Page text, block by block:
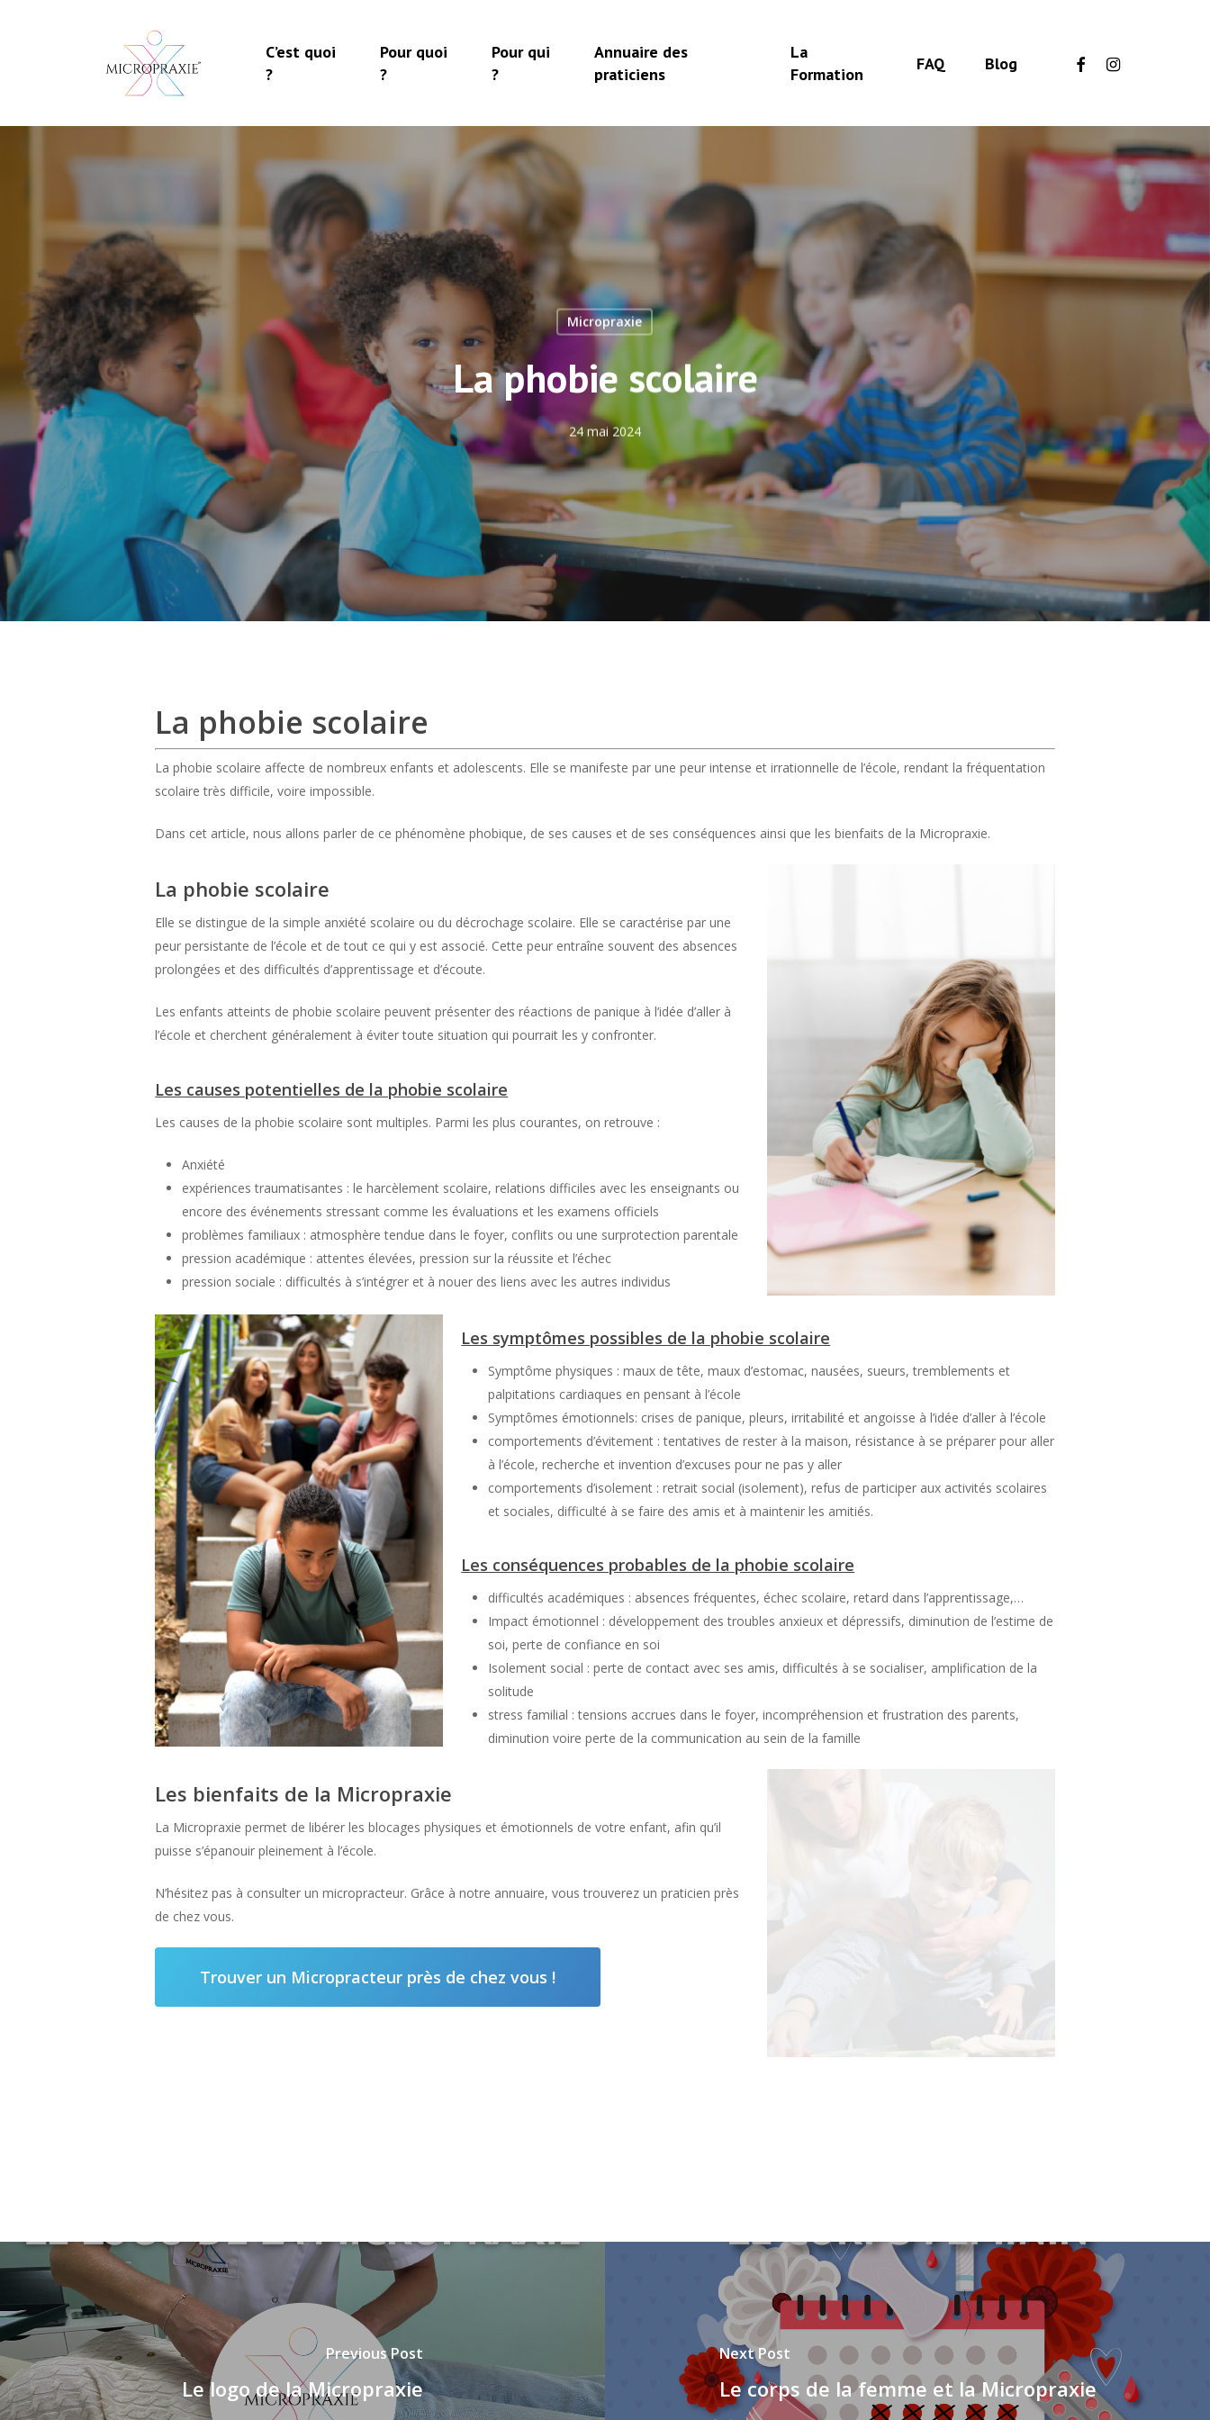
C’est quoi
?
Pour quoi
?
Pour qui
?
Annuaire des
praticiens
La
Formation
FAQ Blog facebookinstagram
Micropraxie
La phobie scolaire
24 mai 2024
La phobie scolaire
La phobie scolaire affecte de nombreux enfants et adolescents. Elle se manifeste par une peur intense et irrationnelle de l’école, rendant la fréquentation
scolaire très difficile, voire impossible.
Dans cet article, nous allons parler de ce phénomène phobique, de ses causes et de ses conséquences ainsi que les bienfaits de la Micropraxie.
La phobie scolaire
Elle se distingue de la simple anxiété scolaire ou du décrochage scolaire. Elle se caractérise par une
peur persistante de l’école et de tout ce qui y est associé. Cette peur entraîne souvent des absences
prolongées et des difficultés d’apprentissage et d’écoute.
Les enfants atteints de phobie scolaire peuvent présenter des réactions de panique à l’idée d’aller à
l’école et cherchent généralement à éviter toute situation qui pourrait les y confronter.
Les causes potentielles de la phobie scolaire
Les causes de la phobie scolaire sont multiples. Parmi les plus courantes, on retrouve :
Anxiété
expériences traumatisantes : le harcèlement scolaire, relations difficiles avec les enseignants ou
encore des événements stressant comme les évaluations et les examens officiels
problèmes familiaux : atmosphère tendue dans le foyer, conflits ou une surprotection parentale
pression académique : attentes élevées, pression sur la réussite et l’échec
pression sociale : difficultés à s’intégrer et à nouer des liens avec les autres individus
Les symptômes possibles de la phobie scolaire
Symptôme physiques : maux de tête, maux d’estomac, nausées, sueurs, tremblements et
palpitations cardiaques en pensant à l’école
Symptômes émotionnels: crises de panique, pleurs, irritabilité et angoisse à l’idée d’aller à l’école
comportements d’évitement : tentatives de rester à la maison, résistance à se préparer pour aller
à l’école, recherche et invention d’excuses pour ne pas y aller
comportements d’isolement : retrait social (isolement), refus de participer aux activités scolaires
et sociales, difficulté à se faire des amis et à maintenir les amitiés.
Les conséquences probables de la phobie scolaire
difficultés académiques : absences fréquentes, échec scolaire, retard dans l’apprentissage,…
Impact émotionnel : développement des troubles anxieux et dépressifs, diminution de l’estime de
soi, perte de confiance en soi
Isolement social : perte de contact avec ses amis, difficultés à se socialiser, amplification de la
solitude
stress familial : tensions accrues dans le foyer, incompréhension et frustration des parents,
diminution voire perte de la communication au sein de la famille
Les bienfaits de la Micropraxie
La Micropraxie permet de libérer les blocages physiques et émotionnels de votre enfant, afin qu’il
puisse s’épanouir pleinement à l’école.
N’hésitez pas à consulter un micropracteur. Grâce à notre annuaire, vous trouverez un praticien près
de chez vous.
Trouver un Micropracteur près de chez vous !
Previous Post
Le logo de la Micropraxie
Next Post
Le corps de la femme et la Micropraxie